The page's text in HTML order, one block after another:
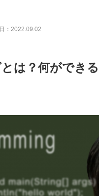
：2022.09.02
は？何ができ